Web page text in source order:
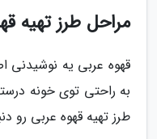
مراحل طرز تهیه
قهوه عربی یه
به راحتی توی خونه
طرز تهیه قهوه عربی رو